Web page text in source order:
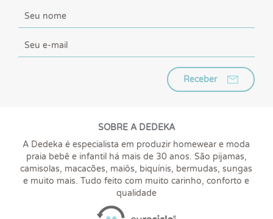
Receber
SOBRE A DEDEKA
A Dedeka é especialista em produzir homewear e moda
praia bebê e infantil há mais de 30 anos. São pijamas,
camisolas, macacões, maiôs, biquínis, bermudas, sungas
e muito mais. Tudo feito com muito carinho, conforto e
qualidade